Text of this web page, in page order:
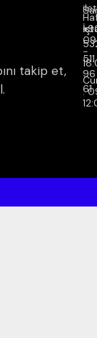
takip et,
İçi :
-
:
511
96
61